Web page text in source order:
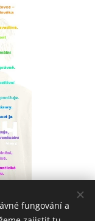
fungování a